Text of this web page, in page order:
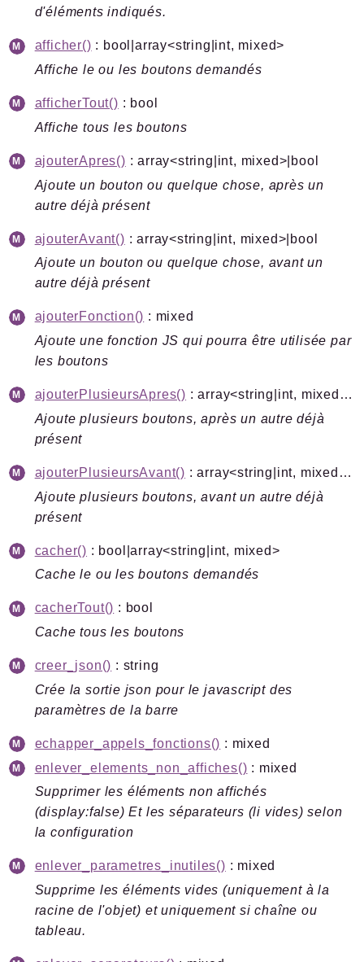
d'éléments indiqués.
afficher() : bool|array<string|int, mixed>
Affiche le ou les boutons demandés
afficherTout() : bool
Affiche tous les boutons
ajouterApres() : array<string|int, mixed>|bool
Ajoute un bouton ou quelque chose, après un
autre déjà présent
ajouterAvant() : array<string|int, mixed>|bool
Ajoute un bouton ou quelque chose, avant un
autre déjà présent
ajouterFonction() : mixed
Ajoute une fonction JS qui pourra être utilisée par
les boutons
ajouterPlusieursApres()
: array<string|int, mixed>|bool
Ajoute plusieurs boutons, après un autre déjà
présent
ajouterPlusieursAvant()
: array<string|int, mixed>|bool
Ajoute plusieurs boutons, avant un autre déjà
présent
cacher() : bool|array<string|int, mixed>
Cache le ou les boutons demandés
cacherTout() : bool
Cache tous les boutons
creer_json() : string
Crée la sortie json pour le javascript des
paramètres de la barre
echapper_appels_fonctions() : mixed
enlever_elements_non_affiches() : mixed
Supprimer les éléments non affichés
(display:false) Et les séparateurs (li vides) selon
la configuration
enlever_parametres_inutiles() : mixed
Supprime les éléments vides (uniquement à la
racine de l'objet) et uniquement si chaîne ou
tableau.